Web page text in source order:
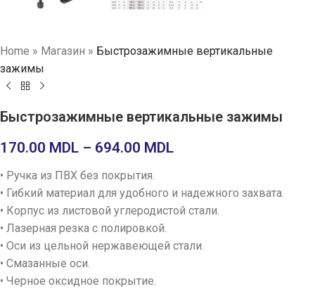
Home » Магазин » Быстрозажимные вертикальные
зажимы
Быстрозажимные вертикальные зажимы
170.00 MDL – 694.00 MDL
• Ручка из ПВХ без покрытия.
• Гибкий материал для удобного и надежного захвата.
• Корпус из листовой углеродистой стали.
• Лазерная резка с полировкой.
• Оси из цельной нержавеющей стали.
• Смазанные оси.
• Черное оксидное покрытие.